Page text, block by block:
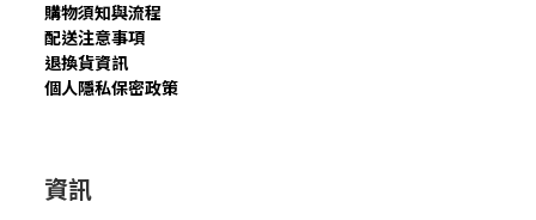
購物須知與流程
配送注意事項
退換貨資訊
個人隱私保密政策
資訊